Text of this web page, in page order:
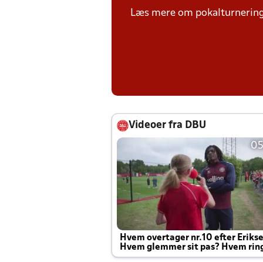
Læs mere om
Videoer fra DBU
Hvem overtager nr.10 efter
Hvem glemmer sit pas? Hvem
Joachim altid til efter kampe?